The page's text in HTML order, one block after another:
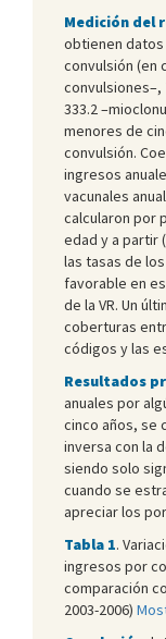
Medición del
obtienen
convulsión (en
convulsiones–,
333.2
menores de
convulsión.
ingresos
vacunales
calcularon por
edad y a partir
las tasas de
favorable en
de la VR. Un
coberturas
códigos y las
Resultados
anuales por
cinco años, se
inversa con la
siendo solo
cuando se
apreciar los
Tabla 1.
ingresos por
comparación
2003-2006)